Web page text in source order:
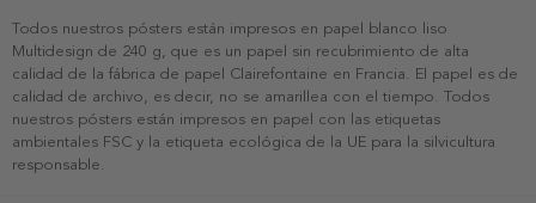
Todos nuestros pósters están impresos en papel blanco liso
Multidesign de 240 g, que es un papel sin recubrimiento de alta
calidad de la fábrica de papel Clairefontaine en Francia. El papel es de
calidad de archivo, es decir, no se amarillea con el tiempo. Todos
nuestros pósters están impresos en papel con las etiquetas
ambientales FSC y la etiqueta ecológica de la UE para la silvicultura
responsable.